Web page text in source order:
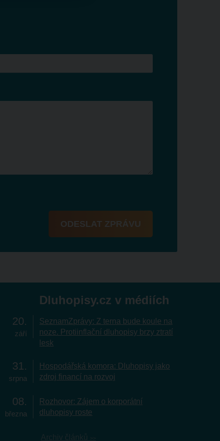
ODESLAT ZPRÁVU
Dluhopisy.cz v médiích
20
září
SeznamZprávy: Z terna bude koule na
noze. Protiinflační dluhopisy brzy ztratí
lesk
31
srpna
Hospodářská komora: Dluhopisy jako
zdroj financí na rozvoj
08
března
Rozhovor: Zájem o korporátní
dluhopisy roste